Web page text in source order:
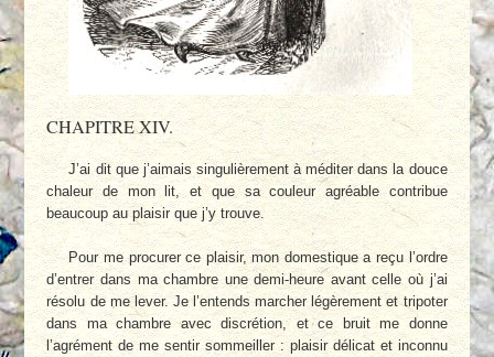
CHAPITRE XIV.
J’ai dit que j’aimais singulièrement à méditer dans la douce
chaleur de mon lit, et que sa couleur agréable contribue
beaucoup au plaisir que j’y trouve.
Pour me procurer ce plaisir, mon domestique a reçu l’ordre
d’entrer dans ma chambre une demi-heure avant celle où j’ai
résolu de me lever. Je l’entends marcher légèrement et tripoter
dans ma chambre avec discrétion, et ce bruit me donne
l’agrément de me sentir sommeiller : plaisir délicat et inconnu